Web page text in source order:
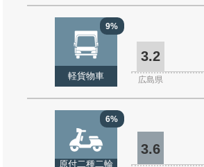
9%
軽貨物車
3.2
広島県
6%
原付二種二輪
3.6